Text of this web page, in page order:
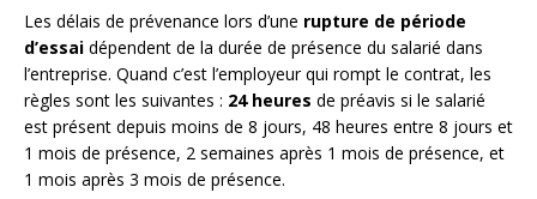
Les délais de prévenance lors d’une rupture de période
d’essai dépendent de la durée de présence du salarié dans
l’entreprise. Quand c’est l’employeur qui rompt le contrat, les
règles sont les suivantes : 24 heures de préavis si le salarié
est présent depuis moins de 8 jours, 48 heures entre 8 jours et
1 mois de présence, 2 semaines après 1 mois de présence, et
1 mois après 3 mois de présence.